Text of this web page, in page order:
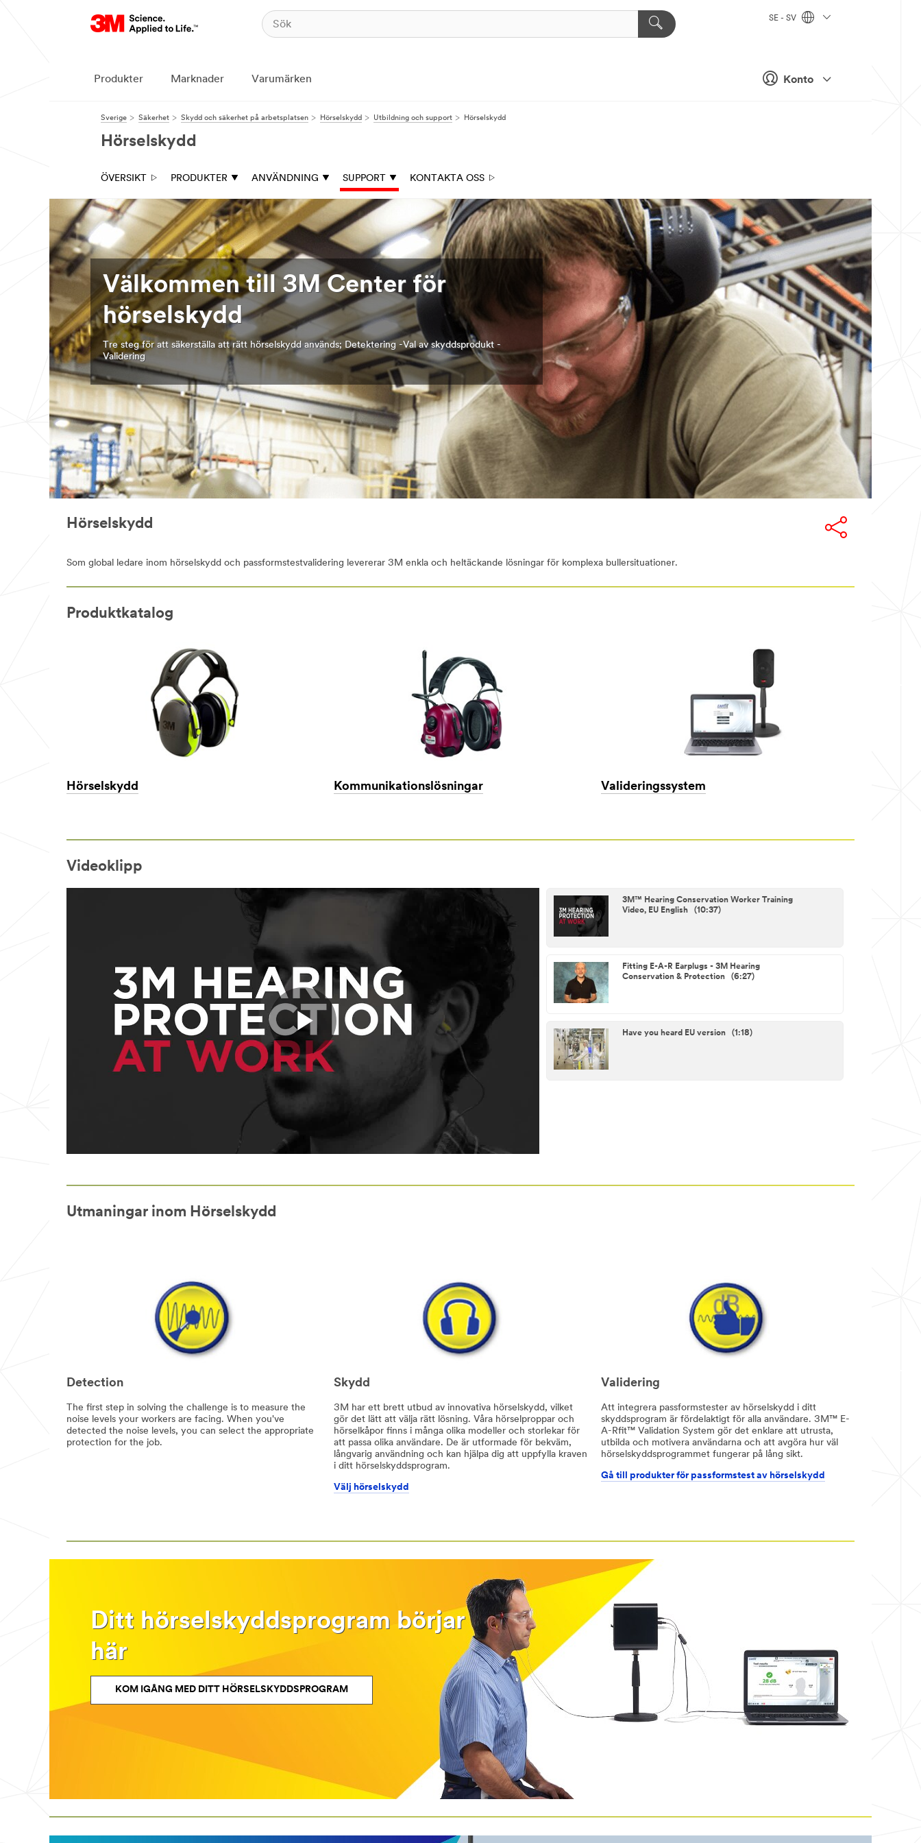
Konto
SE - SV
Produkter Marknader Varumärken
Sverige Säkerhet Skydd och säkerhet på arbetsplatsen Hörselskydd Utbildning och support Hörselskydd
Hörselskydd
ÖVERSIKT PRODUKTER ANVÄNDNING SUPPORT KONTAKTA OSS
Välkommen till 3M Center för
hörselskydd
Tre steg för att säkerställa att rätt hörselskydd används; Detektering -Val av skyddsprodukt -
Validering
Hörselskydd
Som global ledare inom hörselskydd och passformstestvalidering levererar 3M enkla och heltäckande lösningar för komplexa bullersituationer.
Produktkatalog
Hörselskydd Kommunikationslösningar Valideringssystem
Videoklipp
Play
Video
3M™ Hearing Conservation Worker Training
Video, EU English (10:37)
Fitting E-A-R Earplugs - 3M Hearing
Conservation & Protection (6:27)
Have you heard EU version (1:18)
Utmaningar inom Hörselskydd
Detection
The first step in solving the challenge is to measure the
noise levels your workers are facing. When you've
detected the noise levels, you can select the appropriate
protection for the job.
Skydd
3M har ett brett utbud av innovativa hörselskydd, vilket
gör det lätt att välja rätt lösning. Våra hörselproppar och
hörselkåpor finns i många olika modeller och storlekar för
att passa olika användare. De är utformade för bekväm,
långvarig användning och kan hjälpa dig att uppfylla kraven
i ditt hörselskyddsprogram.
Välj hörselskydd
Validering
Att integrera passformstester av hörselskydd i ditt
skyddsprogram är fördelaktigt för alla användare. 3M™ E-
A-Rfit™ Validation System gör det enklare att utrusta,
utbilda och motivera användarna och att avgöra hur väl
hörselskyddsprogrammet fungerar på lång sikt.
Gå till produkter för passformstest av hörselskydd
Ditt hörselskyddsprogram börjar
här
KOM IGÅNG MED DITT HÖRSELSKYDDSPROGRAM